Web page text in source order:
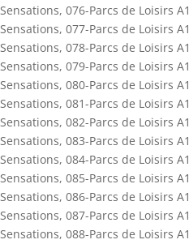
Sensations, 076-Parcs de Loisirs A1
Sensations, 077-Parcs de Loisirs A1
Sensations, 078-Parcs de Loisirs A1
Sensations, 079-Parcs de Loisirs A1
Sensations, 080-Parcs de Loisirs A1
Sensations, 081-Parcs de Loisirs A1
Sensations, 082-Parcs de Loisirs A1
Sensations, 083-Parcs de Loisirs A1
Sensations, 084-Parcs de Loisirs A1
Sensations, 085-Parcs de Loisirs A1
Sensations, 086-Parcs de Loisirs A1
Sensations, 087-Parcs de Loisirs A1
Sensations, 088-Parcs de Loisirs A1